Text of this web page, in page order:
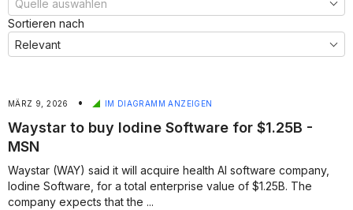
Sortieren nach
MÄRZ 9, 2026 • IM DIAGRAMM ANZEIGEN
Waystar to buy Iodine Software for $1.25B -
MSN
Waystar (WAY) said it will acquire health AI software company,
Iodine Software, for a total enterprise value of $1.25B. The
company expects that the ...